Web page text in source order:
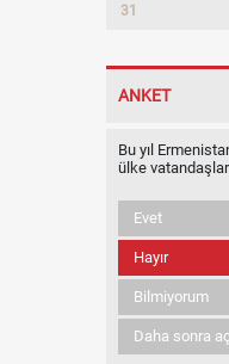
31
ANKET
Bu yıl
ülke
Evet
Hayır
Bilmiyorum
Daha sonra